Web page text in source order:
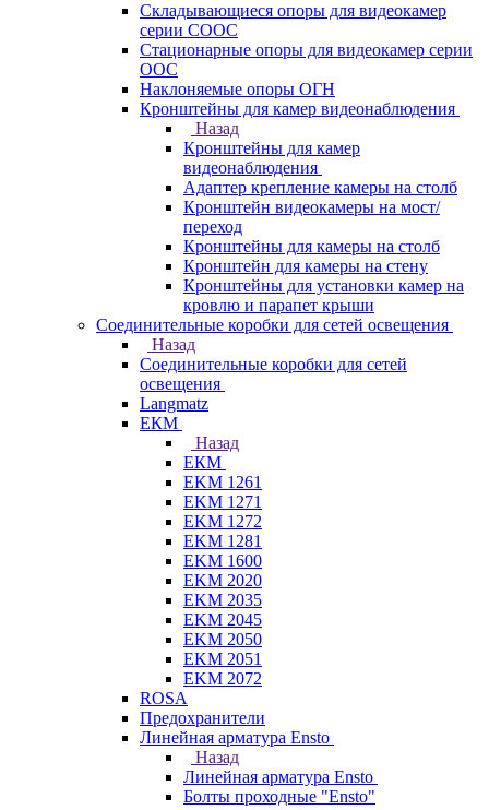
Складывающиеся опоры для видеокамер
серии СООС
Стационарные опоры для видеокамер серии
ООС
Наклоняемые опоры ОГН
Кронштейны для камер видеонаблюдения
Назад
Кронштейны для камер
видеонаблюдения
Адаптер крепление камеры на столб
Кронштейн видеокамеры на мост/
переход
Кронштейны для камеры на столб
Кронштейн для камеры на стену
Кронштейны для установки камер на
кровлю и парапет крыши
Соединительные коробки для сетей освещения
Назад
Соединительные коробки для сетей
освещения
Langmatz
ЕКМ
Назад
ЕКМ
EKM 1261
EKM 1271
EKM 1272
EKM 1281
EKM 1600
EKM 2020
EKM 2035
EKM 2045
EKM 2050
EKM 2051
EKM 2072
ROSA
Предохранители
Линейная арматура Ensto
Назад
Линейная арматура Ensto
Болты проходные "Ensto"